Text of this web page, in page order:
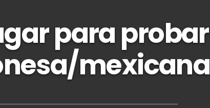
para probar
mexicana